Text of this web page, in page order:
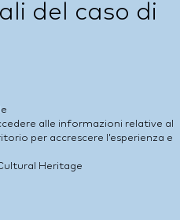
del caso di
alle informazioni relative al
per accrescere l’esperienza e
Heritage